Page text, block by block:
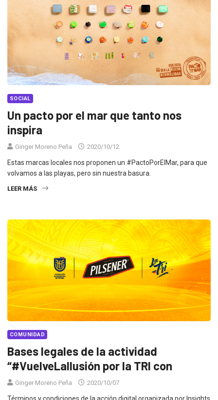
SOCIAL
Un pacto por el mar que tanto nos
inspira
Ginger Moreno Peña 2020/10/12
Estas marcas locales nos proponen un #PactoPorElMar, para que
volvamos a las playas, pero sin nuestra basura.
LEER MÁS
COMUNIDAD
Bases legales de la actividad
“#VuelveLaIlusión por la TRI con
Ginger Moreno Peña 2020/10/07